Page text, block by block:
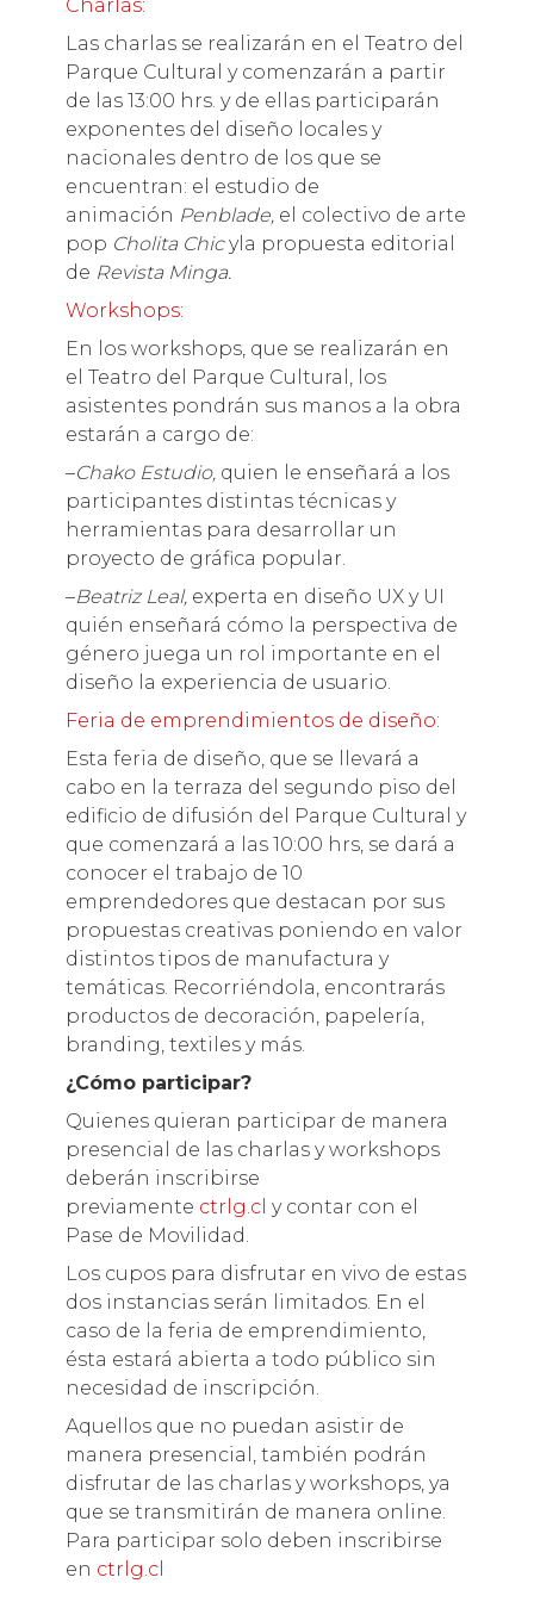
Charlas:
Las charlas se realizarán en el Teatro del
Parque Cultural y comenzarán a partir
de las 13:00 hrs. y de ellas participarán
exponentes del diseño locales y
nacionales dentro de los que se
encuentran: el estudio de
animación Penblade,el colectivo de arte
pop Cholita Chicyla propuesta editorial
de Revista Minga.
Workshops:
En los workshops, que se realizarán en
el Teatro del Parque Cultural, los
asistentes pondrán sus manos a la obra
estarán a cargo de:
–Chako Estudio,quien le enseñará a los
participantes distintas técnicas y
herramientas para desarrollar un
proyecto de gráfica popular.
–Beatriz Leal,experta en diseño UX y UI
quién enseñará cómo la perspectiva de
género juega un rol importante en el
diseño la experiencia de usuario.
Feria de emprendimientos de diseño:
Esta feria de diseño, que se llevará a
cabo en la terraza del segundo piso del
edificio de difusión del Parque Cultural y
que comenzará a las 10:00 hrs, se dará a
conocer el trabajo de 10
emprendedores que destacan por sus
propuestas creativas poniendo en valor
distintos tipos de manufactura y
temáticas. Recorriéndola, encontrarás
productos de decoración, papelería,
branding, textiles y más.
¿Cómo participar?
Quienes quieran participar de manera
presencial de las charlas y workshops
deberán inscribirse
previamente ctrlg.cl y contar con el
Pase de Movilidad.
Los cupos para disfrutar en vivo de estas
dos instancias serán limitados. En el
caso de la feria de emprendimiento,
ésta estará abierta a todo público sin
necesidad de inscripción.
Aquellos que no puedan asistir de
manera presencial, también podrán
disfrutar de las charlas y workshops, ya
que se transmitirán de manera online.
Para participar solo deben inscribirse
en ctrlg.cl